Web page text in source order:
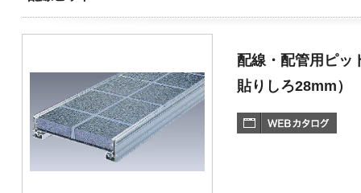
配線・配管用ピッ
貼りしろ28mm）